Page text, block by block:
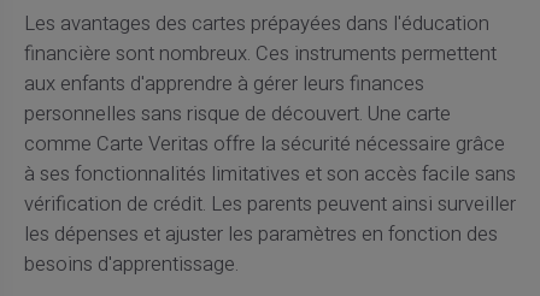
Les avantages des cartes prépayées dans l'éducation
financière sont nombreux. Ces instruments permettent
aux enfants d'apprendre à gérer leurs finances
personnelles sans risque de découvert. Une carte
comme Carte Veritas offre la sécurité nécessaire grâce
à ses fonctionnalités limitatives et son accès facile sans
vérification de crédit. Les parents peuvent ainsi surveiller
les dépenses et ajuster les paramètres en fonction des
besoins d'apprentissage.